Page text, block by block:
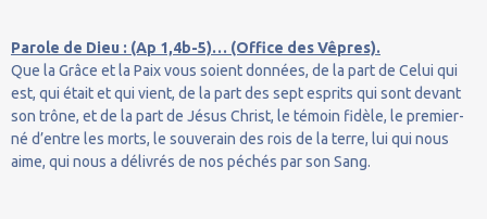
Parole de Dieu : (Ap 1,4b-5)… (Office des Vêpres).
Que la Grâce et la Paix vous soient données, de la part de Celui qui
est, qui était et qui vient, de la part des sept esprits qui sont devant
son trône, et de la part de Jésus Christ, le témoin fidèle, le premier-
né d’entre les morts, le souverain des rois de la terre, lui qui nous
aime, qui nous a délivrés de nos péchés par son Sang.